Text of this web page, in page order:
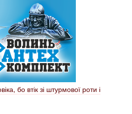
бо втік зі штурмової роти і